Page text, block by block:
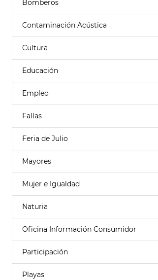
Bomberos
Contaminación Acústica
Cultura
Educación
Empleo
Fallas
Feria de Julio
Mayores
Mujer e Igualdad
Naturia
Oficina Información Consumidor
Participación
Playas